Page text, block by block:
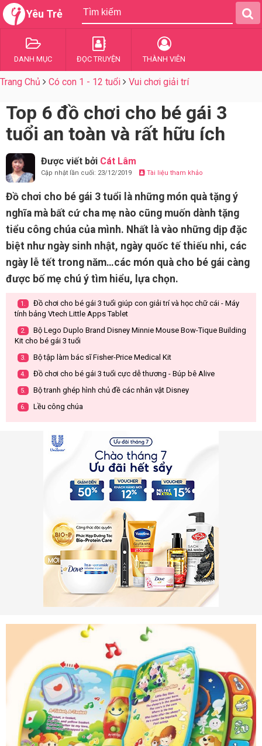
Yêu Trẻ
DANH MỤC ĐỌC TRUYỆN THÀNH VIÊN
Trang Chủ Có con 1 - 12 tuổi Vui chơi giải trí
Top 6 đồ chơi cho bé gái 3
tuổi an toàn và rất hữu ích
Được viết bởi Cát Lâm
Cập nhật lần cuối: 23/12/2019 Tài liệu tham khảo
Đồ chơi cho bé gái 3 tuổi là những món quà tặng ý
nghĩa mà bất cứ cha mẹ nào cũng muốn dành tặng
tiểu công chúa của mình. Nhất là vào những dịp đặc
biệt như ngày sinh nhật, ngày quốc tế thiếu nhi, các
ngày lễ tết trong năm…các món quà cho bé gái càng
được bố mẹ chú ý tìm hiểu, lựa chọn.
1.
Đồ chơi cho bé gái 3 tuổi giúp con giải trí và học chữ cái - Máy
tính bảng Vtech Little Apps Tablet
2.
Bộ Lego Duplo Brand Disney Minnie Mouse Bow-Tique Building
Kit cho bé gái 3 tuổi
3. Bộ tập làm bác sĩ Fisher-Price Medical Kit
4. Đồ chơi cho bé gái 3 tuổi cực dễ thương - Búp bê Alive
5. Bộ tranh ghép hình chủ đề các nhân vật Disney
6. Lều công chúa